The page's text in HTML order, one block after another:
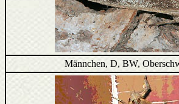
Männchen, D, BW,